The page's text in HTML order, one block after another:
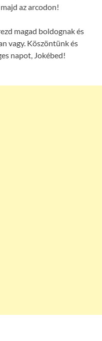
az arcodon!
magad boldognak és
vagy. Köszöntünk és
napot, Jokébed!